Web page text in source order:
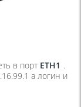
в порт ETH1 .
а логин и